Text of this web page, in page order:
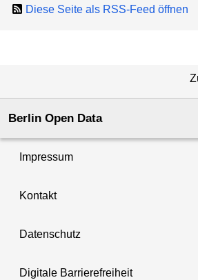
Diese Seite als RSS-Feed öffnen
Berlin Open Data
Impressum
Kontakt
Datenschutz
Digitale Barrierefreiheit